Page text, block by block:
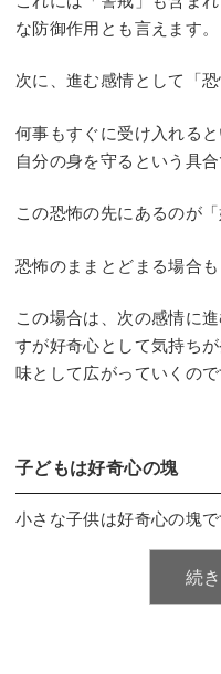
な防御作用とも言えます。
次に、進む感情として「
何事もすぐに受け入れる
自分の身を守るという具合
この恐怖の先にあるのが「
恐怖のままとどまる場合も
この場合は、次の感情に
すが好奇心として気持ち
味として広がっていくので
子どもは好奇心の塊
小さな子供は好奇心の塊で
続